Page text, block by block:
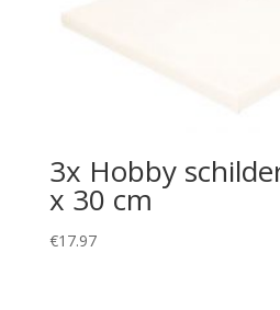
3x Hobby
x 30 cm
€17.97